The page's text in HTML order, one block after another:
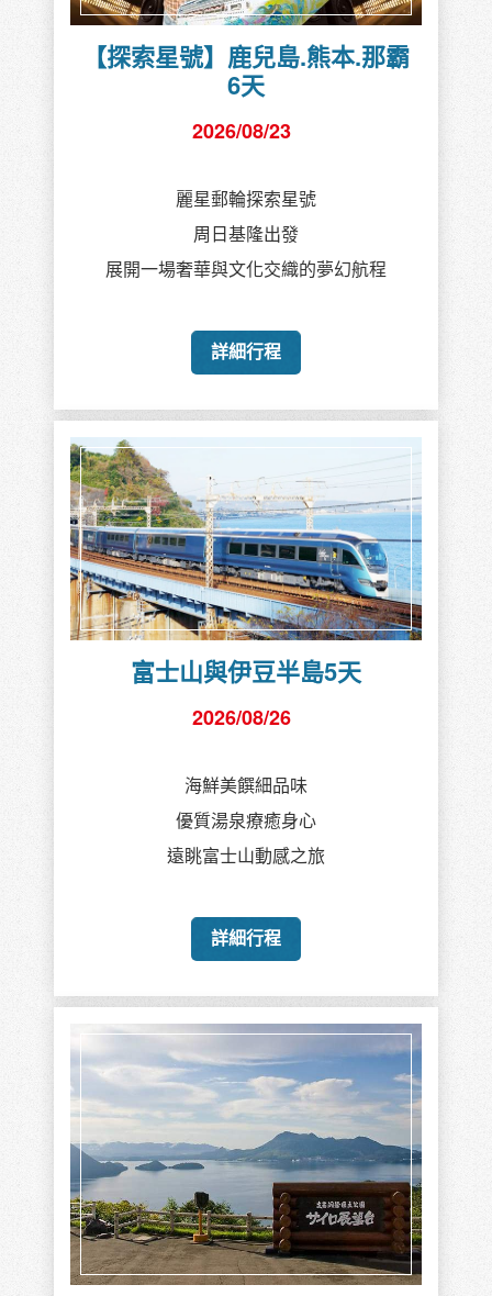
【探索星號】鹿兒島.熊本.那霸
6天
2026/08/23
麗星郵輪探索星號
周日基隆出發
展開一場奢華與文化交織的夢幻航程
詳細行程
富士山與伊豆半島5天
2026/08/26
海鮮美饌細品味
優質湯泉療癒身心
遠眺富士山動感之旅
詳細行程